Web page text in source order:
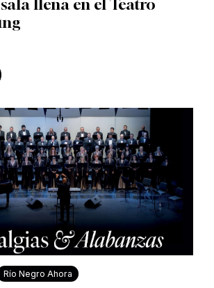
llena en el Teatro
Río Negro Ahora